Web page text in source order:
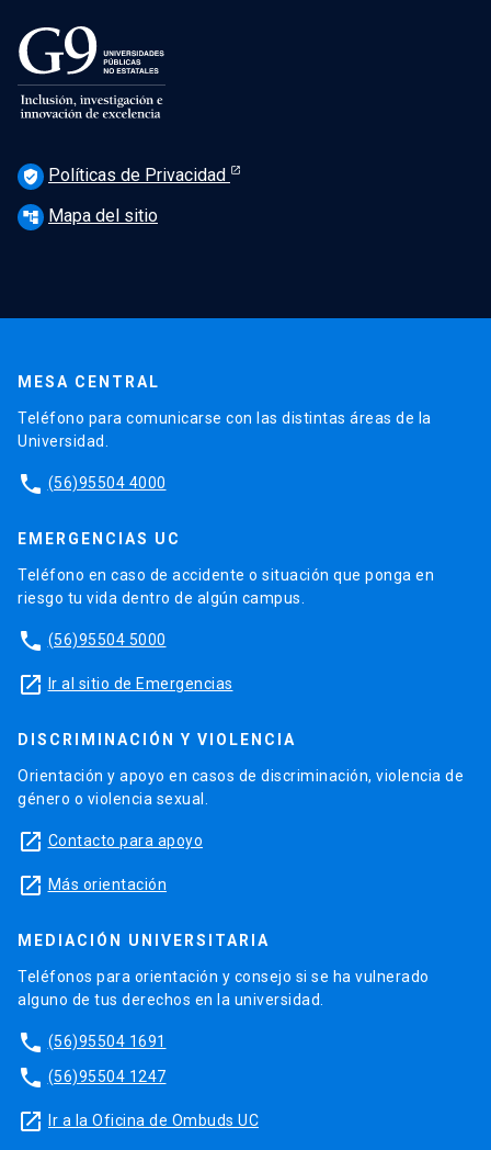
verified_user Políticas de Privacidad
account_tree Mapa del sitio
MESA CENTRAL
Teléfono para comunicarse con las distintas áreas de la
Universidad.
phone (56)95504 4000
EMERGENCIAS UC
Teléfono en caso de accidente o situación que ponga en
riesgo tu vida dentro de algún campus.
phone (56)95504 5000
launch Ir al sitio de Emergencias
DISCRIMINACIÓN Y VIOLENCIA
Orientación y apoyo en casos de discriminación, violencia de
género o violencia sexual.
launch Contacto para apoyo
launch Más orientación
MEDIACIÓN UNIVERSITARIA
Teléfonos para orientación y consejo si se ha vulnerado
alguno de tus derechos en la universidad.
phone (56)95504 1691
phone (56)95504 1247
launch Ir a la Oficina de Ombuds UC